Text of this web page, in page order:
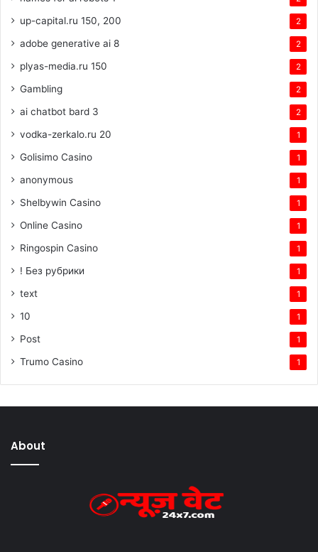
up-capital.ru 150, 200 2
adobe generative ai 8 2
plyas-media.ru 150 2
Gambling 2
ai chatbot bard 3 2
vodka-zerkalo.ru 20 1
Golisimo Casino 1
anonymous 1
Shelbywin Casino 1
Online Casino 1
Ringospin Casino 1
! Без рубрики 1
text 1
10 1
Post 1
Trumo Casino 1
About